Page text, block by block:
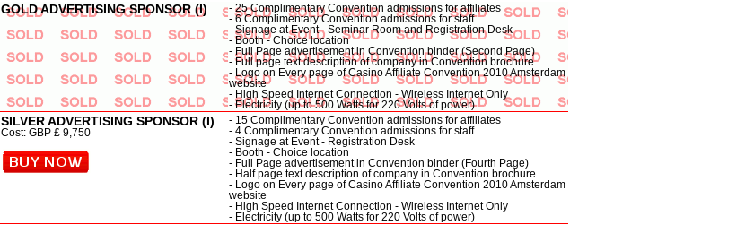
GOLD ADVERTISING SPONSOR (I)
- 25 Complimentary Convention admissions for affiliates
- 6 Complimentary Convention admissions for staff
- Signage at Event - Seminar Room and Registration Desk
- Booth - Choice location
- Full Page advertisement in Convention binder (Second Page)
- Full page text description of company in Convention brochure
- Logo on Every page of Casino Affiliate Convention 2010 Amsterdam
website
- High Speed Internet Connection - Wireless Internet Only
- Electricity (up to 500 Watts for 220 Volts of power)
SILVER ADVERTISING SPONSOR (I)
Cost: GBP £ 9,750
- 15 Complimentary Convention admissions for affiliates
- 4 Complimentary Convention admissions for staff
- Signage at Event - Registration Desk
- Booth - Choice location
- Full Page advertisement in Convention binder (Fourth Page)
- Half page text description of company in Convention brochure
- Logo on Every page of Casino Affiliate Convention 2010 Amsterdam
website
- High Speed Internet Connection - Wireless Internet Only
- Electricity (up to 500 Watts for 220 Volts of power)